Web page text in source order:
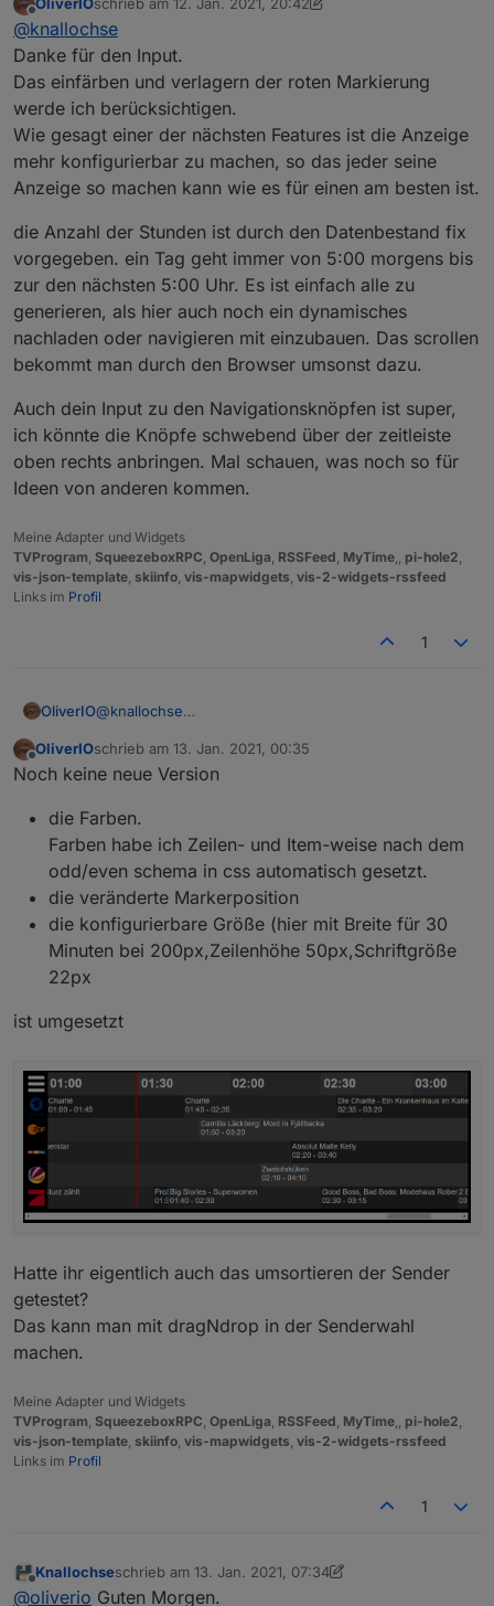
Vorschläge für das Navigationsproblem (bei
beiden Punkten)
Ich versuche mal meine Gedanken (Vorschläge)
verständlich zu formulieren.
Zur Navigation:
Wenn es noch zusätzliche Button (Tag vor/zurück;
20:15 UHR? etc..) geben soll, dann würde ich diese
mit in die Kopfleiste integrieren, da Sie ja
Thematisch zur Zeitleiste gehören.
Zur Obtik:
Momentan ist der Gesamteindruck doch sehr
vergrößern der Schrift gut erreichen. Aber hier
wäre es wichtig, die Zeilengröße anpassen zu
bekommen , sinnvoll die Zeilen und die Sendungen
farblich (Hintergrund) zu verändern. (Bild dient zu
Die rote Linie (aktuelle Zeit) kann ruhig deutlich
doch uninteressant.
Und dann vielleicht nicht so viele Stunden in die
Zukunft, um noch mehr Übersichtlichkeit durch
mehr Platz für die einzelne Sendung zu
bekommen.
Denke das reicht erstmal. Gibt bestimmt auch noch
mehr User, welche Ideen haben,
Grüße
Offline zuletzt editiert von OliverIO1. Dez. 2021, 21:43
@knallochse
Danke für den Input.
Das einfärben und verlagern der roten Markierung
werde ich berücksichtigen.
Wie gesagt einer der nächsten Features ist die Anzeige
mehr konfigurierbar zu machen, so das jeder seine
Anzeige so machen kann wie es für einen am besten ist.
die Anzahl der Stunden ist durch den Datenbestand fix
vorgegeben. ein Tag geht immer von 5:00 morgens bis
zur den nächsten 5:00 Uhr. Es ist einfach alle zu
generieren, als hier auch noch ein dynamisches
nachladen oder navigieren mit einzubauen. Das scrollen
bekommt man durch den Browser umsonst dazu.
Auch dein Input zu den Navigationsknöpfen ist super,
ich könnte die Knöpfe schwebend über der zeitleiste
oben rechts anbringen. Mal schauen, was noch so für
Ideen von anderen kommen.
Meine Adapter und Widgets
TVProgram SqueezeboxRPC OpenLiga RSSFeed MyTime pi-hole2
vis-json-template skiinfo vis-mapwidgets vis-2-widgets-rssfeed
Links im Profil
1
OliverIO@knallochse
Das einfärben und verlagern der roten Markierung
werde ich berücksichtigen.
Anzeige mehr konfigurierbar zu machen, so das jeder
seine Anzeige so machen kann wie es für einen am
die Anzahl der Stunden ist durch den Datenbestand
fix vorgegeben. ein Tag geht immer von 5:00 morgens
generieren, als hier auch noch ein dynamisches
nachladen oder navigieren mit einzubauen. Das
dazu.
ich könnte die Knöpfe schwebend über der zeitleiste
oben rechts anbringen. Mal schauen, was noch so für
Offline
OliverIOschrieb am 13. Jan. 2021, 00:35
zuletzt editiert von
Noch keine neue Version
die Farben.
Farben habe ich Zeilen- und Item-weise nach dem
odd/even schema in css automatisch gesetzt.
die veränderte Markerposition
die konfigurierbare Größe (hier mit Breite für 30
Minuten bei 200px,Zeilenhöhe 50px,Schriftgröße
22px
ist umgesetzt
Hatte ihr eigentlich auch das umsortieren der Sender
getestet?
Das kann man mit dragNdrop in der Senderwahl
machen.
Meine Adapter und Widgets
TVProgram, SqueezeboxRPC, OpenLiga, RSSFeed, MyTime,, pi-hole2,
vis-json-template, skiinfo, vis-mapwidgets, vis-2-widgets-rssfeed
Links im Profil
1
Offline
Knallochseschrieb am 13. Jan. 2021, 07:34
zuletzt editiert von Knallochse
@oliverio Guten Morgen.